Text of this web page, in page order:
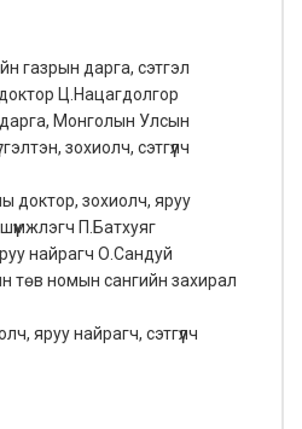
газрын дарга, сэтгэл
Ц.Нацагдолгор
Монголын Улсын
зохиолч, сэтгүүлч
доктор, зохиолч, яруу
П.Батхуяг
найрагч О.Сандуй
төв номын сангийн захирал
яруу найрагч, сэтгүүлч